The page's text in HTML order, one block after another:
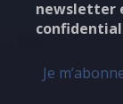
newsletter